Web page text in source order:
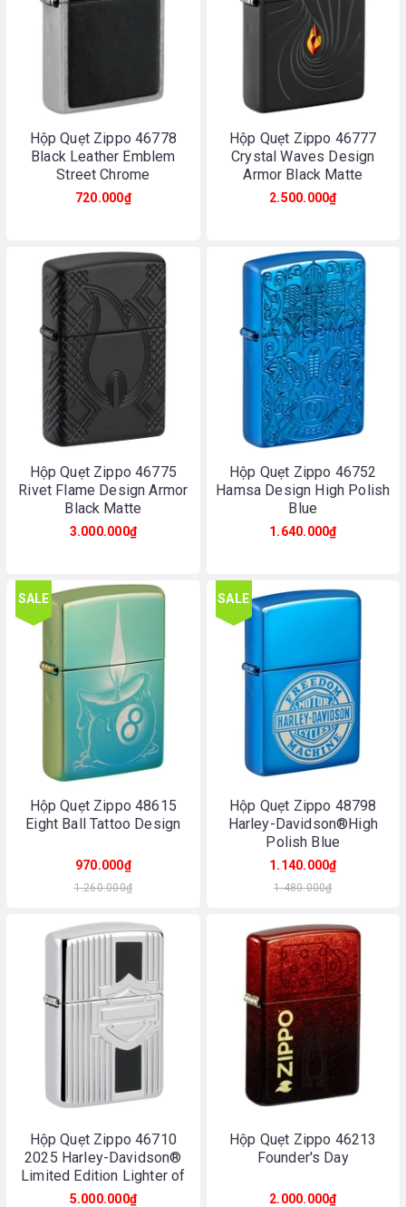
Hộp Quẹt Zippo 46778
Black Leather Emblem
Street Chrome
720.000₫
Hộp Quẹt Zippo 46777
Crystal Waves Design
Armor Black Matte
2.500.000₫
Hộp Quẹt Zippo 46775
Rivet Flame Design Armor
Black Matte
3.000.000₫
Hộp Quẹt Zippo 46752
Hamsa Design High Polish
Blue
1.640.000₫
SALE
Hộp Quẹt Zippo 48615
Eight Ball Tattoo Design
970.000₫
1.260.000₫
SALE
Hộp Quẹt Zippo 48798
Harley-Davidson®High
Polish Blue
1.140.000₫
1.480.000₫
Hộp Quẹt Zippo 46710
2025 Harley-Davidson®
Limited Edition Lighter of
the Year
5.000.000₫
Hộp Quẹt Zippo 46213
Founder's Day
2.000.000₫